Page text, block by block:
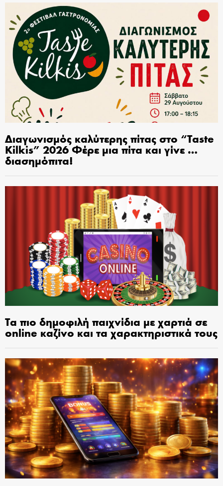
Διαγωνισμός καλύτερης πίτας στο “Taste
Kilkis” 2026 Φέρε μια πίτα και γίνε …
διασημόπιτα!
Τα πιο δημοφιλή παιχνίδια με χαρτιά σε
online καζίνο και τα χαρακτηριστικά τους